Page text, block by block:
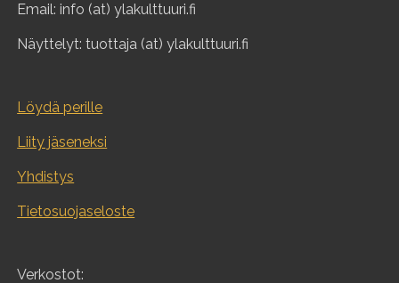
Email: info (at) ylakulttuuri.fi
Näyttelyt: tuottaja (at) ylakulttuuri.fi
Löydä perille
Liity jäseneksi
Yhdistys
Tietosuojaseloste
Verkostot: